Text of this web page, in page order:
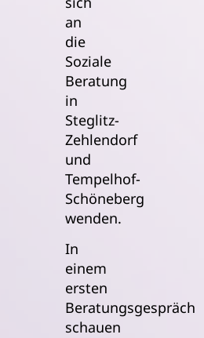
an
die
Soziale
Beratung
in
Steglitz-
Zehlendorf
und
Tempelhof-
Schöneberg
wenden.
In
einem
ersten
Beratungsgespräch
schauen